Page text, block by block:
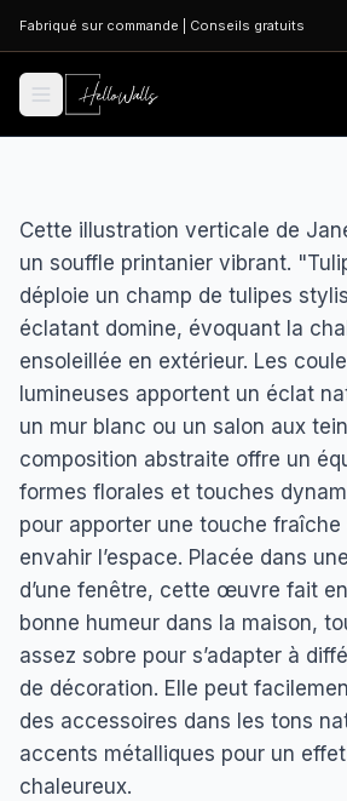
Aller au contenu principal
Fabriqué sur commande Conseils gratuits
Cette illustration verticale de
un souffle printanier vibrant.
déploie un champ de tulipes
éclatant domine, évoquant la
ensoleillée en extérieur. Les
lumineuses apportent un éclat
un mur blanc ou un salon aux
composition abstraite offre un
formes florales et touches
pour apporter une touche
envahir l’espace. Placée dans
d’une fenêtre, cette œuvre fait
bonne humeur dans la maison,
assez sobre pour s’adapter à
de décoration. Elle peut
des accessoires dans les tons
accents métalliques pour un
chaleureux.